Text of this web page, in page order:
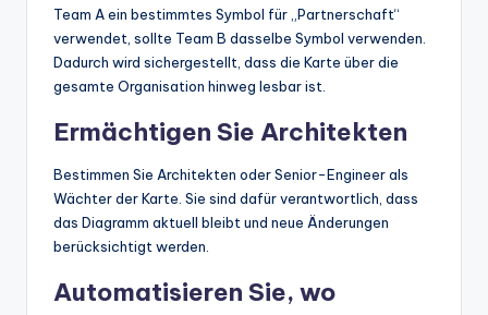
Team A ein bestimmtes Symbol für „Partnerschaft“
verwendet, sollte Team B dasselbe Symbol verwenden.
Dadurch wird sichergestellt, dass die Karte über die
gesamte Organisation hinweg lesbar ist.
Ermächtigen Sie Architekten
Bestimmen Sie Architekten oder Senior-Engineer als
Wächter der Karte. Sie sind dafür verantwortlich, dass
das Diagramm aktuell bleibt und neue Änderungen
berücksichtigt werden.
Automatisieren Sie, wo